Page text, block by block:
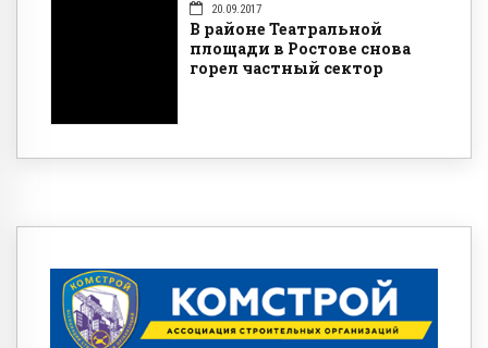
20.09.2017
В районе Театральной
площади в Ростове снова
горел частный сектор